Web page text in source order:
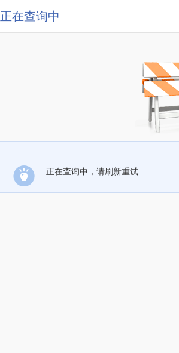
正在查询中
正在查询中，请刷新重试